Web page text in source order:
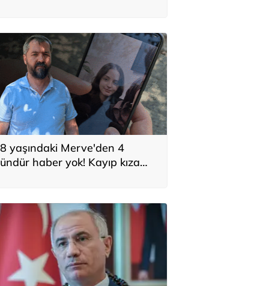
yaşındaki Merve'den 4
haber yok! Kayıp kıza